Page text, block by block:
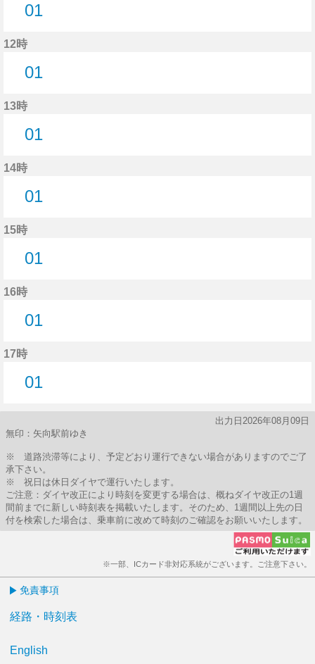
01
12時
01
13時
01
14時
01
15時
01
16時
01
17時
01
出力日2026年08月09日
無印：矢向駅前ゆき
※ 道路渋滞等により、予定どおり運行できない場合がありますのでご了
承下さい。
※ 祝日は休日ダイヤで運行いたします。
ご注意：ダイヤ改正により時刻を変更する場合は、概ねダイヤ改正の1週
間前までに新しい時刻表を掲載いたします。そのため、1週間以上先の日
付を検索した場合は、乗車前に改めて時刻のご確認をお願いいたします。
※一部、ICカード非対応系統がございます。ご注意下さい。
免責事項
経路・時刻表
English